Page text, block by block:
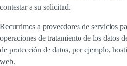
contestar a su solicitud.
Recurrimos a proveedores de servicios
operaciones de tratamiento de los datos
de protección de datos, por ejemplo,
web.